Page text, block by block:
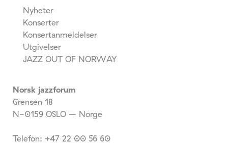
Nyheter
Konserter
Konsertanmeldelser
Utgivelser
JAZZ OUT OF NORWAY
Norsk jazzforum
Grensen 18
N-0159 OSLO – Norge
Telefon: +47 22 00 56 60